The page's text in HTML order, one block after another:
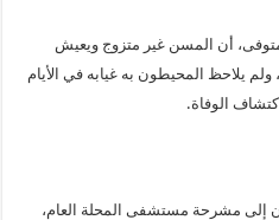
أن المسن غير متزوج ويعيش
يلاحظ المحيطون به غيابه في الأيام
الوفاة.
إلى مشرحة مستشفى المحلة العام،